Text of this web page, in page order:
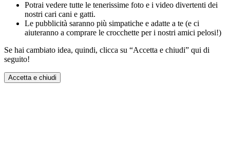
Potrai vedere tutte le tenerissime foto e i video divertenti dei
nostri cari cani e gatti.
Le pubblicità saranno più simpatiche e adatte a te (e ci
aiuteranno a comprare le crocchette per i nostri amici pelosi!)
Se hai cambiato idea, quindi, clicca su “Accetta e chiudi” qui di
seguito!
Accetta e chiudi